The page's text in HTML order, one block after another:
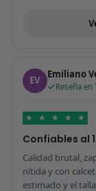
EV Emiliano
Reseña
★ ★ ★ ★ ★
Confiables al
Calidad brutal,
nítida y con
estimado y el